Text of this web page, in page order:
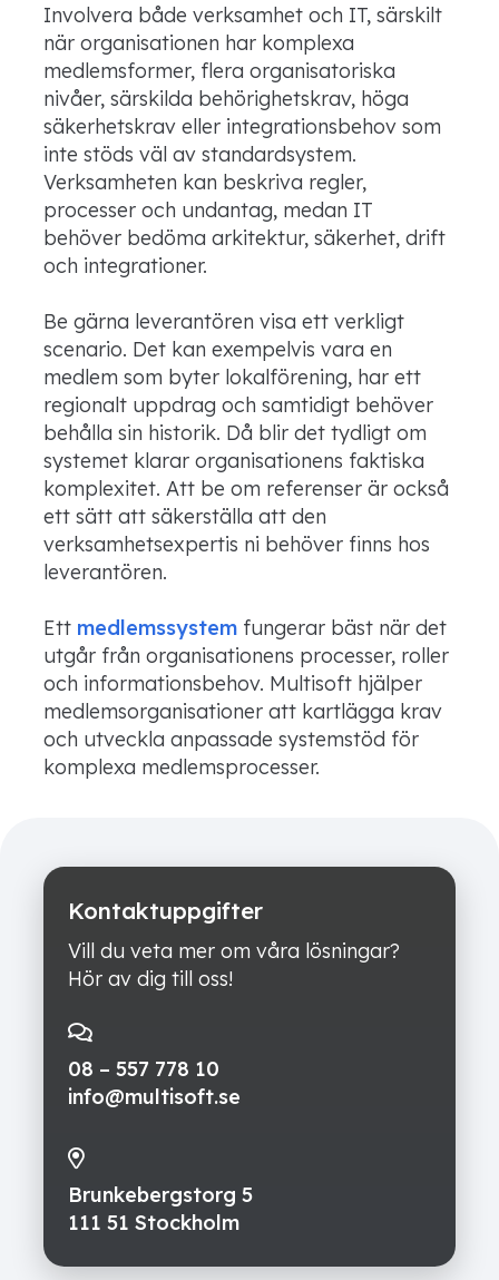
Involvera både verksamhet och IT, särskilt
när organisationen har komplexa
medlemsformer, flera organisatoriska
nivåer, särskilda behörighetskrav, höga
säkerhetskrav eller integrationsbehov som
inte stöds väl av standardsystem.
Verksamheten kan beskriva regler,
processer och undantag, medan IT
behöver bedöma arkitektur, säkerhet, drift
och integrationer.
Be gärna leverantören visa ett verkligt
scenario. Det kan exempelvis vara en
medlem som byter lokalförening, har ett
regionalt uppdrag och samtidigt behöver
behålla sin historik. Då blir det tydligt om
systemet klarar organisationens faktiska
komplexitet. Att be om referenser är också
ett sätt att säkerställa att den
verksamhetsexpertis ni behöver finns hos
leverantören.
Ett medlemssystem fungerar bäst när det
utgår från organisationens processer, roller
och informationsbehov. Multisoft hjälper
medlemsorganisationer att kartlägga krav
och utveckla anpassade systemstöd för
komplexa medlemsprocesser.
Kontaktuppgifter
Vill du veta mer om våra lösningar?
Hör av dig till oss!
08 – 557 778 10
info@multisoft.se
Brunkebergstorg 5
111 51 Stockholm